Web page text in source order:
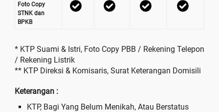
Foto Copy
STNK dan
BPKB
* KTP Suami & Istri, Foto Copy PBB / Rekening Telepon
/ Rekening Listrik
** KTP Direksi & Komisaris, Surat Keterangan Domisili
Keterangan :
KTP, Bagi Yang Belum Menikah, Atau Berstatus